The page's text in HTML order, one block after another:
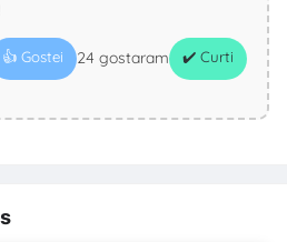
👍 Gostei 24 gostaram ✔️ Curti